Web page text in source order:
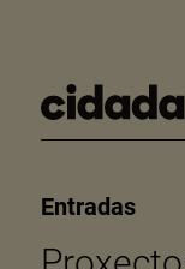
Entradas